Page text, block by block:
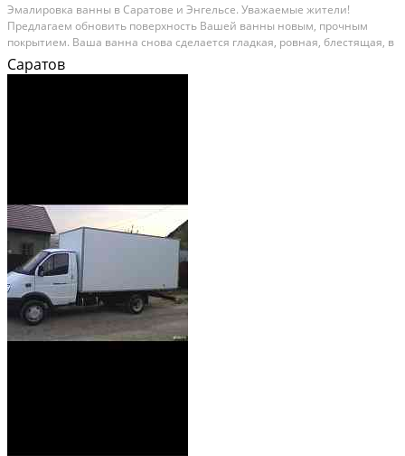
Эмалировка ванны в Саратове и Энгельсе. Уважаемые жители!
Предлагаем обновить поверхность Вашей ванны новым, прочным
покрытием. Ваша ванна снова сделается гладкая, ровная, блестящая, в
процессе использования поверхность легко и просто чистится. Работа
производится на дому, ванна остается на...
Саратов